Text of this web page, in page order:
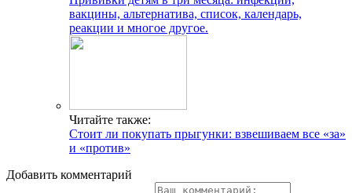
вакцины, альтернатива, список, календарь,
реакции и многое другое.
Читайте также:
Стоит ли покупать прыгунки: взвешиваем все «за»
и «против»
Добавить комментарий